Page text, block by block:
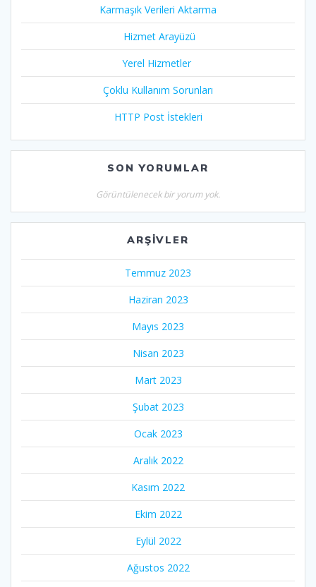
Karmaşık Verileri Aktarma
Hizmet Arayüzü
Yerel Hizmetler
Çoklu Kullanım Sorunları
HTTP Post İstekleri
SON YORUMLAR
Görüntülenecek bir yorum yok.
ARŞIVLER
Temmuz 2023
Haziran 2023
Mayıs 2023
Nisan 2023
Mart 2023
Şubat 2023
Ocak 2023
Aralık 2022
Kasım 2022
Ekim 2022
Eylül 2022
Ağustos 2022